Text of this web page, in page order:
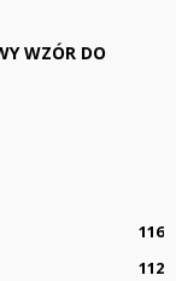
WZÓR DO
116
112